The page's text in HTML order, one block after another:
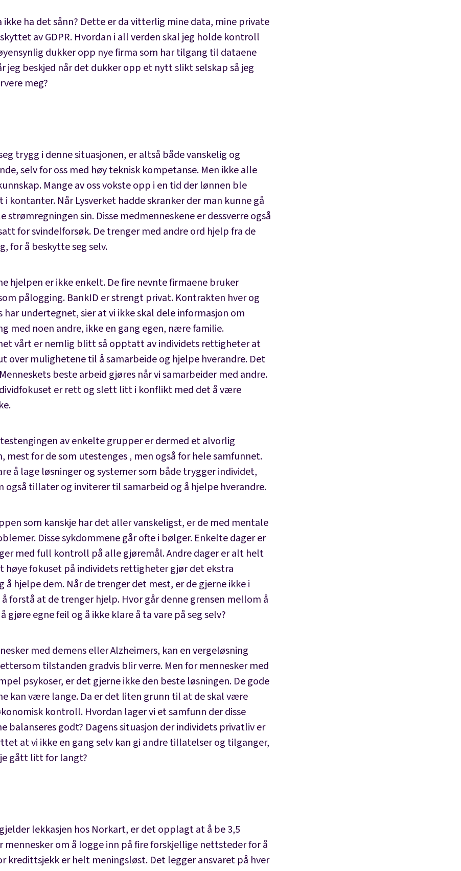
ikke ha det sånn? Dette er da vitterlig mine data, mine private
av GDPR. Hvordan i all verden skal jeg holde kontroll
dukker opp nye firma som har tilgang til dataene
jeg beskjed når det dukker opp et nytt slikt selskap så jeg
meg?
trygg i denne situasjonen, er altså både vanskelig og
selv for oss med høy teknisk kompetanse. Men ikke alle
Mange av oss vokste opp i en tid der lønnen ble
kontanter. Når Lysverket hadde skranker der man kunne gå
strømregningen sin. Disse medmenneskene er dessverre også
for svindelforsøk. De trenger med andre ord hjelp fra de
for å beskytte seg selv.
hjelpen er ikke enkelt. De fire nevnte firmaene bruker
pålogging. BankID er strengt privat. Kontrakten hver og
har undertegnet, sier at vi ikke skal dele informasjon om
med noen andre, ikke en gang egen, nære familie.
vårt er nemlig blitt så opptatt av individets rettigheter at
over mulighetene til å samarbeide og hjelpe hverandre. Det
beste arbeid gjøres når vi samarbeider med andre.
er rett og slett litt i konflikt med det å være
av enkelte grupper er dermed et alvorlig
mest for de som utestenges , men også for hele samfunnet.
å lage løsninger og systemer som både trygger individet,
også tillater og inviterer til samarbeid og å hjelpe hverandre.
som kanskje har det aller vanskeligst, er de med mentale
Disse sykdommene går ofte i bølger. Enkelte dager er
med full kontroll på alle gjøremål. Andre dager er alt helt
høye fokuset på individets rettigheter gjør det ekstra
å hjelpe dem. Når de trenger det mest, er de gjerne ikke i
forstå at de trenger hjelp. Hvor går denne grensen mellom å
gjøre egne feil og å ikke klare å ta vare på seg selv?
med demens eller Alzheimers, kan en vergeløsning
tilstanden gradvis blir verre. Men for mennesker med
psykoser, er det gjerne ikke den beste løsningen. De gode
kan være lange. Da er det liten grunn til at de skal være
kontroll. Hvordan lager vi et samfunn der disse
balanseres godt? Dagens situasjon der individets privatliv er
at vi ikke en gang selv kan gi andre tillatelser og tilganger,
gått litt for langt?
lekkasjen hos Norkart, er det opplagt at å be 3,5
mennesker om å logge inn på fire forskjellige nettsteder for å
kredittsjekk er helt meningsløst. Det legger ansvaret på hver